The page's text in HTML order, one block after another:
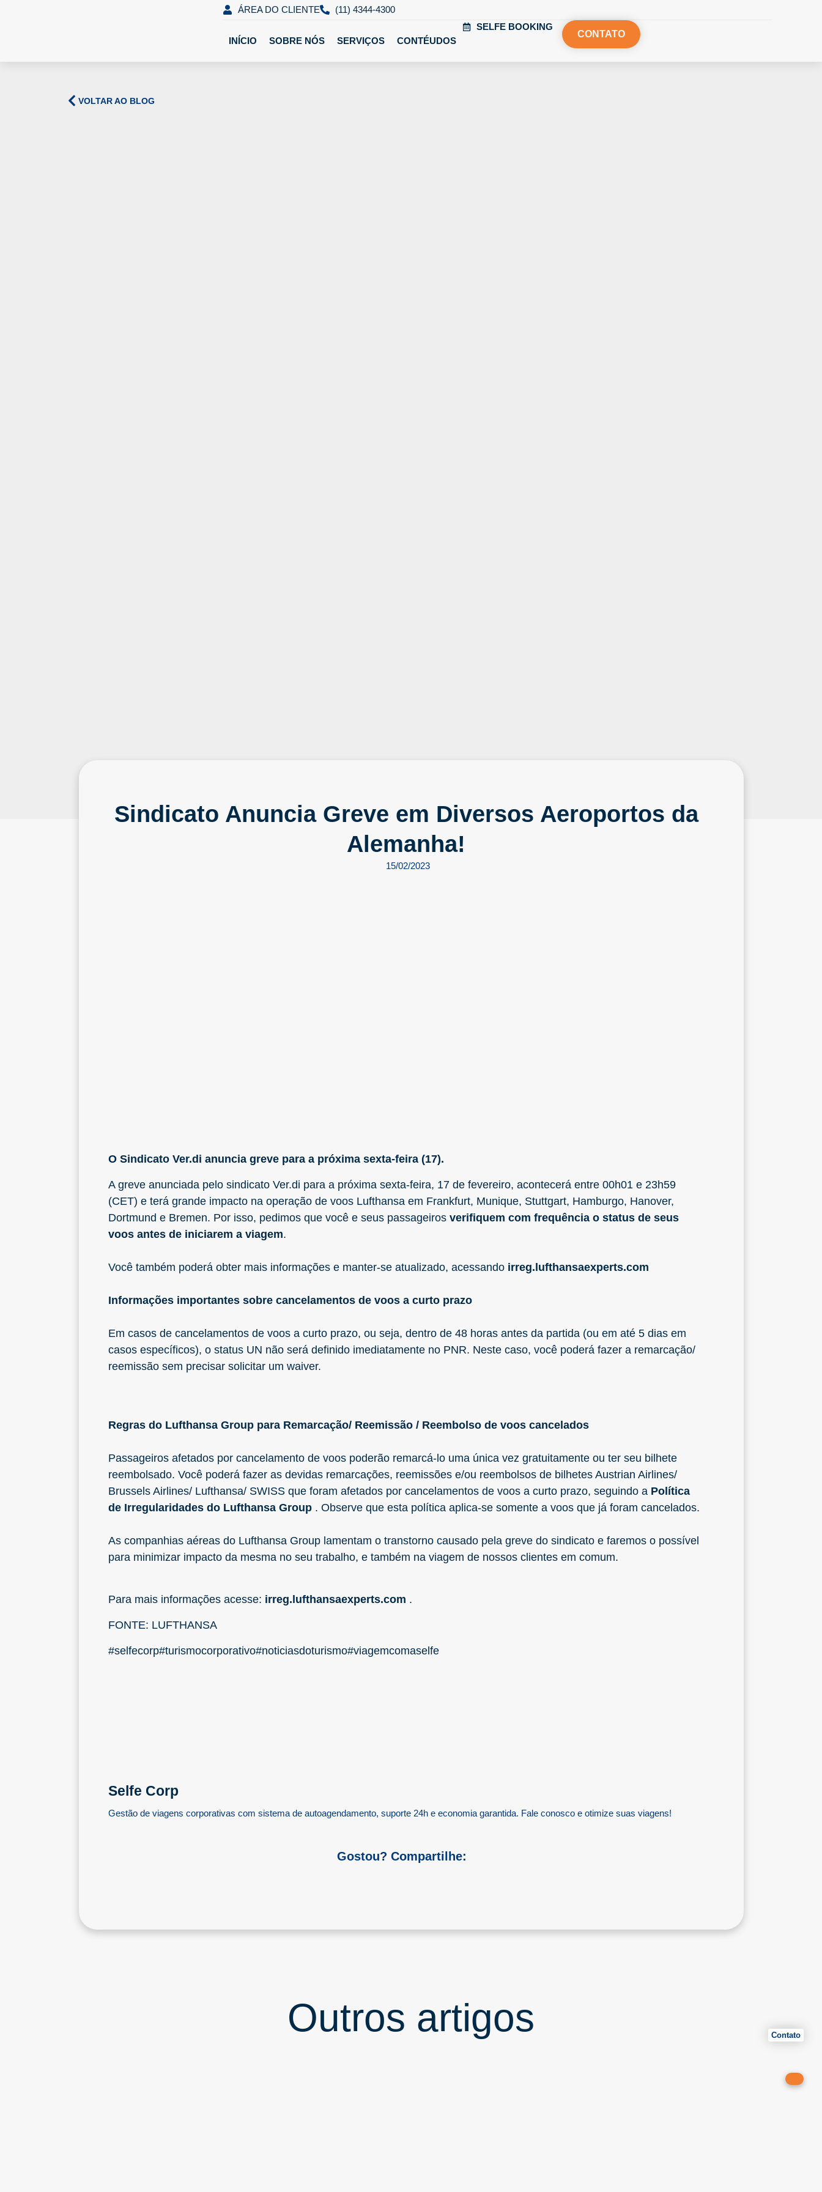
ÁREA DO CLIENTE (11) 4344-4300
INÍCIO SOBRE NÓS SERVIÇOS CONTÉUDOS
SELFE BOOKING
CONTATO
VOLTAR AO BLOG
Sindicato Anuncia Greve em Diversos Aeroportos da
Alemanha!
15/02/2023
O Sindicato Ver.di anuncia greve para a próxima sexta-feira (17).
A greve anunciada pelo sindicato Ver.di para a próxima sexta-feira, 17 de fevereiro, acontecerá entre 00h01 e 23h59
(CET) e terá grande impacto na operação de voos Lufthansa em Frankfurt, Munique, Stuttgart, Hamburgo, Hanover,
Dortmund e Bremen. Por isso, pedimos que você e seus passageiros verifiquem com frequência o status de seus
voos antes de iniciarem a viagem.
Você também poderá obter mais informações e manter-se atualizado, acessando irreg.lufthansaexperts.com
Informações importantes sobre cancelamentos de voos a curto prazo
Em casos de cancelamentos de voos a curto prazo, ou seja, dentro de 48 horas antes da partida (ou em até 5 dias em
casos específicos), o status UN não será definido imediatamente no PNR. Neste caso, você poderá fazer a remarcação/
reemissão sem precisar solicitar um waiver.
Regras do Lufthansa Group para Remarcação/ Reemissão / Reembolso de voos cancelados
Passageiros afetados por cancelamento de voos poderão remarcá-lo uma única vez gratuitamente ou ter seu bilhete
reembolsado. Você poderá fazer as devidas remarcações, reemissões e/ou reembolsos de bilhetes Austrian Airlines/
Brussels Airlines/ Lufthansa/ SWISS que foram afetados por cancelamentos de voos a curto prazo, seguindo a Política
de Irregularidades do Lufthansa Group. Observe que esta política aplica-se somente a voos que já foram cancelados.
As companhias aéreas do Lufthansa Group lamentam o transtorno causado pela greve do sindicato e faremos o possível
para minimizar impacto da mesma no seu trabalho, e também na viagem de nossos clientes em comum.
Para mais informações acesse: irreg.lufthansaexperts.com .
FONTE: LUFTHANSA
#selfecorp#turismocorporativo#noticiasdoturismo#viagemcomaselfe
Selfe Corp
Gestão de viagens corporativas com sistema de autoagendamento, suporte 24h e economia garantida. Fale conosco e otimize suas viagens!
Gostou? Compartilhe:
Outros artigos Contato